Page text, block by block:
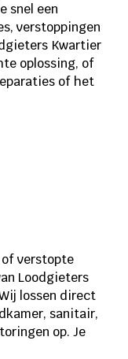
snel een
verstoppingen
Kwartier
oplossing, of
of het
verstopte
Loodgieters
lossen direct
sanitair,
op.​ Je